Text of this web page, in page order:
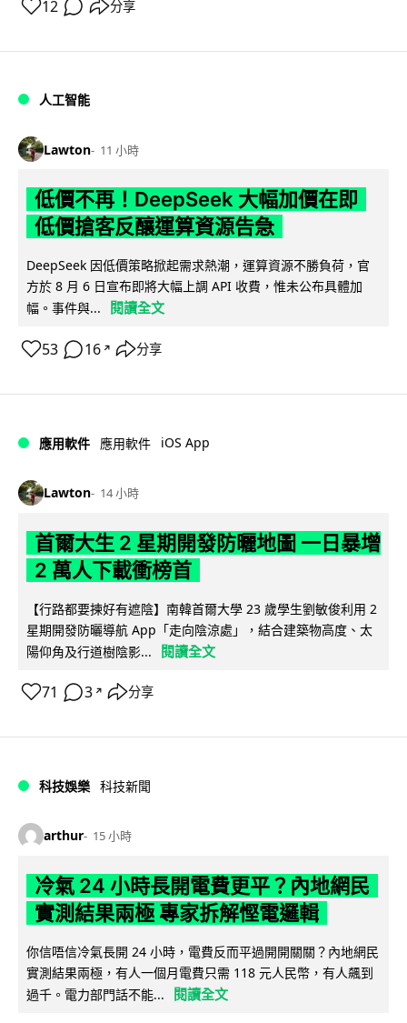
12 分享
人工智能
Lawton 11 小時
低價不再！DeepSeek 大幅加價在即
低價搶客反釀運算資源告急
DeepSeek 因低價策略掀起需求熱潮，運算資源不勝負荷，官
方於 8 月 6 日宣布即將大幅上調 API 收費，惟未公布具體加
幅。事件與...
閱讀全文
53 16 ↗ 分享
應用軟件 應用軟件 iOS App
Lawton 14 小時
首爾大生 2 星期開發防曬地圖 一日暴增
2 萬人下載衝榜首
【行路都要揀好有遮陰】南韓首爾大學 23 歲學生劉敏俊利用 2
星期開發防曬導航 App「走向陰涼處」，結合建築物高度、太
陽仰角及行道樹陰影...
閱讀全文
71 3 ↗ 分享
科技娛樂 科技新聞
arthur 15 小時
冷氣 24 小時長開電費更平？內地網民
實測結果兩極 專家拆解慳電邏輯
你信唔信冷氣長開 24 小時，電費反而平過開開關關？內地網民
實測結果兩極，有人一個月電費只需 118 元人民幣，有人飆到
過千。電力部門話不能...
閱讀全文